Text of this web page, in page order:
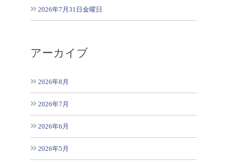
2026年7月31日金曜日
アーカイブ
2026年8月
2026年7月
2026年6月
2026年5月